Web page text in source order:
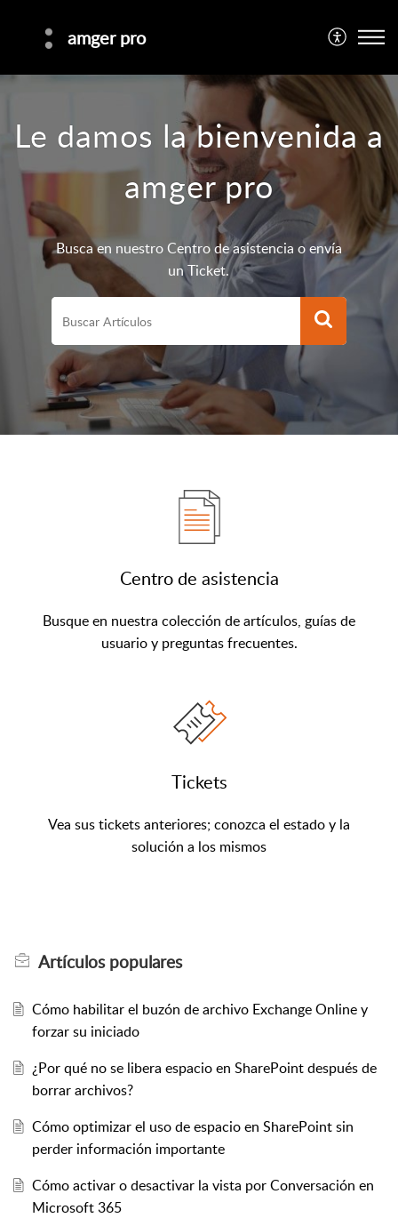
amger pro
Le damos la bienvenida a
amger pro
Busca en nuestro Centro de asistencia o envía
un Ticket.
Centro de asistencia
Busque en nuestra colección de artículos, guías de
usuario y preguntas frecuentes.
Tickets
Vea sus tickets anteriores; conozca el estado y la
solución a los mismos
Artículospopulares
Cómo habilitar el buzón de archivo Exchange Online y
forzar su iniciado
¿Por qué no se libera espacio en SharePoint después de
borrar archivos?
Cómo optimizar el uso de espacio en SharePoint sin
perder información importante
Cómo activar o desactivar la vista por Conversación en
Microsoft 365